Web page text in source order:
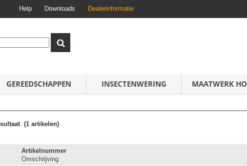
Help Downloads Dealerinformatie
GEREEDSCHAPPEN INSECTENWERING MAATWERK
(1 artikelen)
Artikelnummer
Omschrijving